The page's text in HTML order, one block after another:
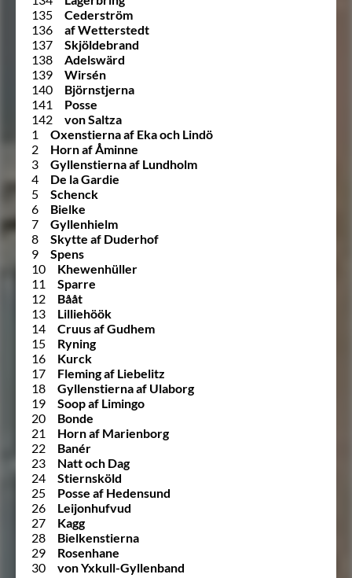
135
Cederström
136
af Wetterstedt
137
Skjöldebrand
138
Adelswärd
139
Wirsén
140
Björnstjerna
141
Posse
142
von Saltza
1
Oxenstierna af Eka och Lindö
2
Horn af Åminne
3
Gyllenstierna af Lundholm
4
De la Gardie
5
Schenck
6
Bielke
7
Gyllenhielm
8
Skytte af Duderhof
9
Spens
10
Khewenhüller
11
Sparre
12
Bååt
13
Lilliehöök
14
Cruus af Gudhem
15
Ryning
16
Kurck
17
Fleming af Liebelitz
18
Gyllenstierna af Ulaborg
19
Soop af Limingo
20
Bonde
21
Horn af Marienborg
22
Banér
23
Natt och Dag
24
Stiernsköld
25
Posse af Hedensund
26
Leijonhufvud
27
Kagg
28
Bielkenstierna
29
Rosenhane
30
von Yxkull-Gyllenband